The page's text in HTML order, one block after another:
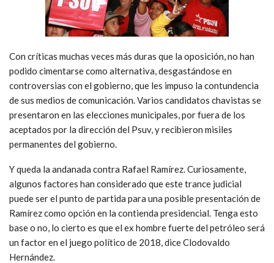
Con críticas muchas veces más duras que la oposición, no han
podido cimentarse como alternativa, desgastándose en
controversias con el gobierno, que les impuso la contundencia
de sus medios de comunicación. Varios candidatos chavistas se
presentaron en las elecciones municipales, por fuera de los
aceptados por la dirección del Psuv, y recibieron misiles
permanentes del gobierno.
Y queda la andanada contra Rafael Ramírez. Curiosamente,
algunos factores han considerado que este trance judicial
puede ser el punto de partida para una posible presentación de
Ramírez como opción en la contienda presidencial. Tenga esto
base o no, lo cierto es que el ex hombre fuerte del petróleo será
un factor en el juego político de 2018, dice Clodovaldo
Hernández.